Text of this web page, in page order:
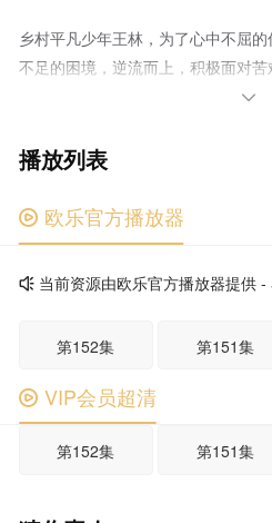
乡村平凡少年王林，为了心中不屈
不足的困境，逆流而上，积极面对
终将命运始终牢牢地把握在自己手中！

播放列表
 欧乐官方播放器
当前资源由欧乐官方播放器提供 -
第152集 第151集
 VIP会员超清
第152集 第151集